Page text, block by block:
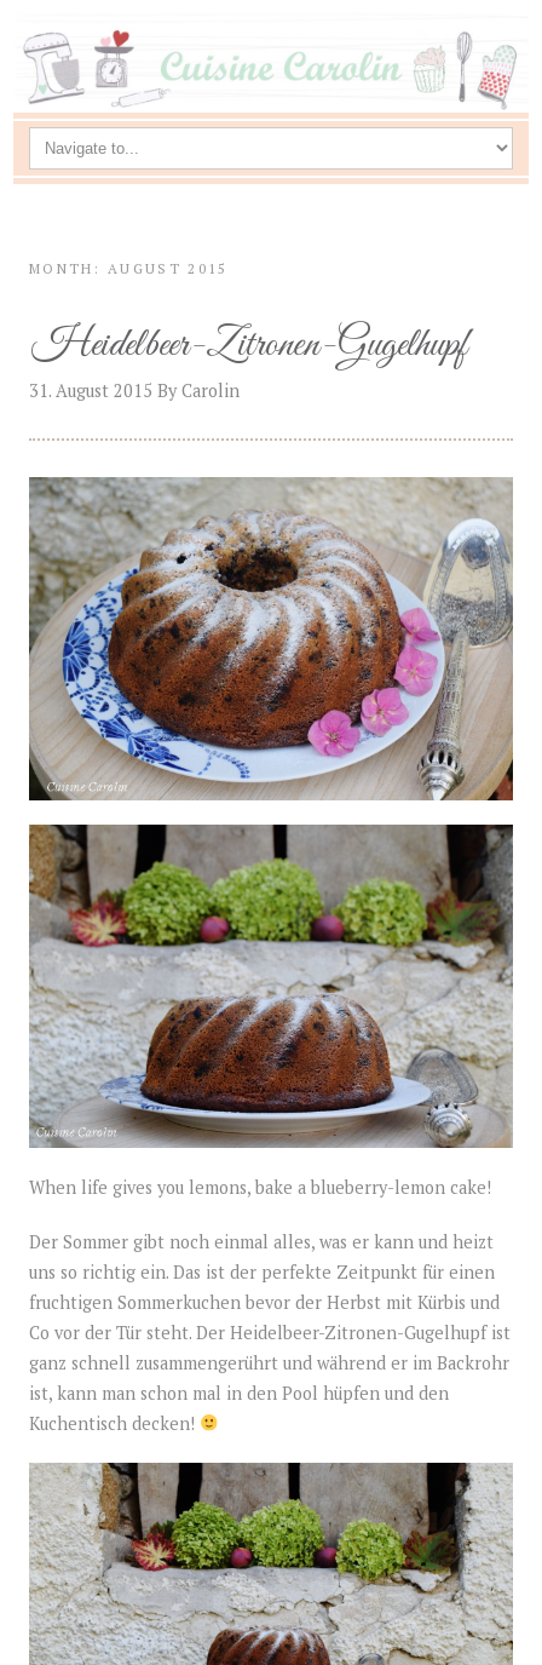
MONTH: AUGUST 2015
Heidelbeer-Zitronen-Gugelhupf
31. August 2015 ByCarolin
When life gives you lemons, bake a blueberry-lemon cake!
Der Sommer gibt noch einmal alles, was er kann und heizt
uns so richtig ein. Das ist der perfekte Zeitpunkt für einen
fruchtigen Sommerkuchen bevor der Herbst mit Kürbis und
Co vor der Tür steht. Der Heidelbeer-Zitronen-Gugelhupf ist
ganz schnell zusammengerührt und während er im Backrohr
ist, kann man schon mal in den Pool hüpfen und den
Kuchentisch decken!